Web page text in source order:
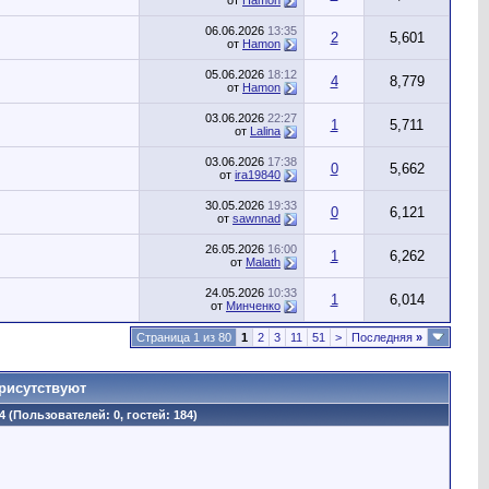
06.06.2026 13:35
от Hamon 2 5,601
05.06.2026 18:12
от Hamon 4 8,779
03.06.2026 22:27
от Lalina 1 5,711
03.06.2026 17:38
от ira19840 0 5,662
30.05.2026 19:33
от sawnnad 0 6,121
26.05.2026 16:00
от Malath 1 6,262
24.05.2026 10:33
от Минченко 1 6,014
Страница 1 из 80 1 2 3 11 51 > Последняя »
(Пользователей: 0, гостей: 184)